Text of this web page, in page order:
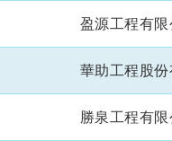
盈源工程有限
華助工程股
勝泉工程有限